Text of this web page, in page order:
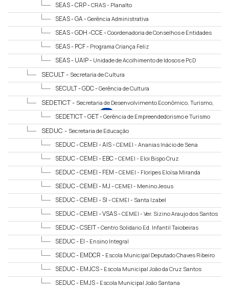
SEAS - CRP -CRAS - Planalto
SEAS - GA -Gerência Administrativa
SEAS - GDH -CCE -Coordenadoria de Conselhos e Entidades
SEAS - PCF - Programa Criança Feliz
SEAS - UAIP - Unidade de Acolhimento de Idosos e PcD
SECULT - Secretaria de Cultura
SECULT - GDC -Gerência de Cultura
SEDETICT - Secretaria de Desenvolvimento Econômico, Turismo,
Inovação, Ciências e Tecnologia
SEDETICT - GET -Gerência de Empreendedorismo e Turismo
SEDUC - Secretaria de Educação
SEDUC - CEMEI - AIS -CEMEI - Ananias Inácio de Sena
SEDUC - CEMEI - EBC -CEMEI - Eloi Bispo Cruz
SEDUC - CEMEI - FEM -CEMEI - Floripes Eloísa Miranda
SEDUC - CEMEI - MJ -CEMEI - Menino Jesus
SEDUC - CEMEI - SI -CEMEI - Santa Izabel
SEDUC - CEMEI - VSAS -CEMEI - Ver. Sizino Araujo dos Santos
SEDUC - CSEIT -Centro Solidario Ed. Infantil Taiobeiras
SEDUC - EI - Ensino Integral
SEDUC - EMDCR - Escola Municipal Deputado Chaves Ribeiro
SEDUC - EMJCS - Escola Municipal João da Cruz Santos
SEDUC - EMJS - Escola Municipal João Santana